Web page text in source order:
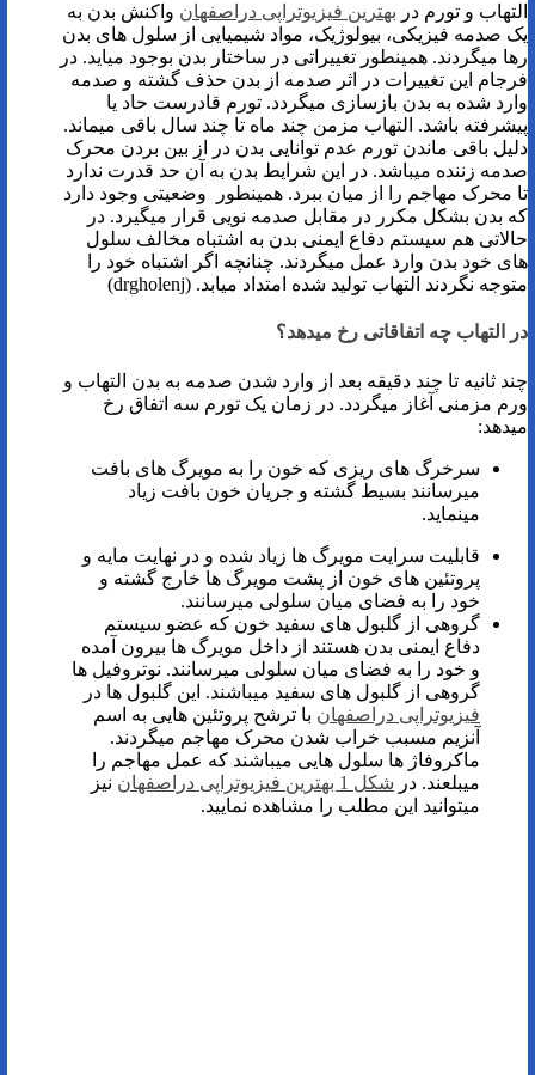
التهاب و تورم در بهترین فیزیوتراپی دراصفهان واکنش بدن به
یک صدمه فیزیکی، بیولوژیک، مواد شیمیایی از سلول های بدن
رها میگردند. همینطور تغییراتی در ساختار بدن بوجود میاید. در
فرجام این تغییرات در اثر صدمه از بدن حذف گشته و صدمه
وارد شده به بدن بازسازی میگردد. تورم قادرست حاد یا
پیشرفته باشد. التهاب مزمن چند ماه تا چند سال باقی میماند.
دلیل باقی ماندن تورم عدم توانایی بدن در از بین بردن محرک
صدمه زننده میباشد. در این شرایط بدن به آن حد قدرت ندارد
تا محرک مهاجم را از میان ببرد. همینطور وضعیتی وجود دارد
که بدن بشکل مکرر در مقابل صدمه نویی قرار میگیرد. در
حالاتی هم سیستم دفاع ایمنی بدن به اشتباه مخالف سلول
های خود بدن وارد عمل میگردند. چنانچه اگر اشتباه خود را
متوجه نگردند التهاب تولید شده امتداد میابد. (drgholenj)
در التهاب چه اتفاقاتی رخ میدهد؟
چند ثانیه تا چند دقیقه بعد از وارد شدن صدمه به بدن التهاب و
ورم مزمنی آغاز میگردد. در زمان یک تورم سه اتفاق رخ
میدهد:
سرخرگ های ریزی که خون را به مویرگ های بافت
میرسانند بسیط گشته و جریان خون بافت زیاد
مینماید.
قابلیت سرایت مویرگ ها زیاد شده و در نهایت مایه و
پروتئین های خون از پشت مویرگ ها خارج گشته و
خود را به فضای میان سلولی میرسانند.
گروهی از گلبول های سفید خون که عضو سیستم
دفاع ایمنی بدن هستند از داخل مویرگ ها بیرون آمده
و خود را به فضای میان سلولی میرسانند. نوتروفیل ها
گروهی از گلبول های سفید میباشند. این گلبول ها در
فیزیوتراپی دراصفهان با ترشح پروتئین هایی به اسم
آنزیم مسبب خراب شدن محرک مهاجم میگردند.
ماکروفاژ ها سلول هایی میباشند که عمل مهاجم را
میبلعند. در شکل 1 بهترین فیزیوتراپی دراصفهان
نیز
میتوانید این مطلب را مشاهده نمایید.